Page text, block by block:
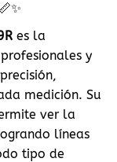
📏✨
es la
y
medición. Su
ver la
líneas
tipo de